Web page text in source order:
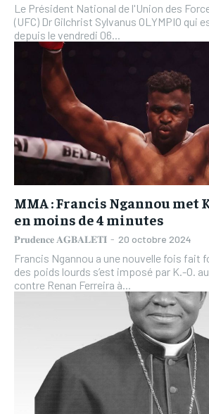
Le Président National de l'Union des
(UFC) Dr Gilchrist Sylvanus OLYMPIO qui
depuis le vendredi 06...
MMA : Francis Ngannou met
en moins de 4 minutes
𝐏𝐫𝐮𝐝𝐞𝐧𝐜𝐞 𝐀𝐆𝐁𝐀𝐋𝐄𝐓𝐈 - 20 octobre 2024
Francis Ngannou a une nouvelle fois fait
des poids lourds s’est imposé par K.-O.
contre Renan Ferreira à...